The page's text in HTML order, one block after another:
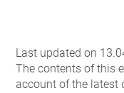
Last updated on
The contents of this
account of the latest